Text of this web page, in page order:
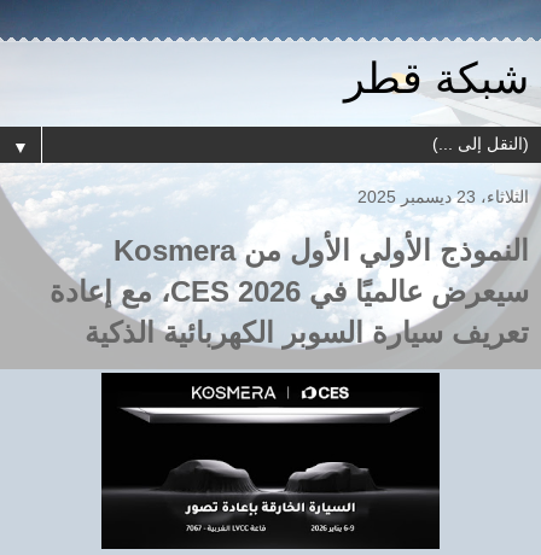
شبكة قطر
▼
الثلاثاء، 23 ديسمبر 2025
النموذج الأولي الأول من Kosmera
سيعرض عالميًا في CES 2026، مع إعادة
تعريف سيارة السوبر الكهربائية الذكية